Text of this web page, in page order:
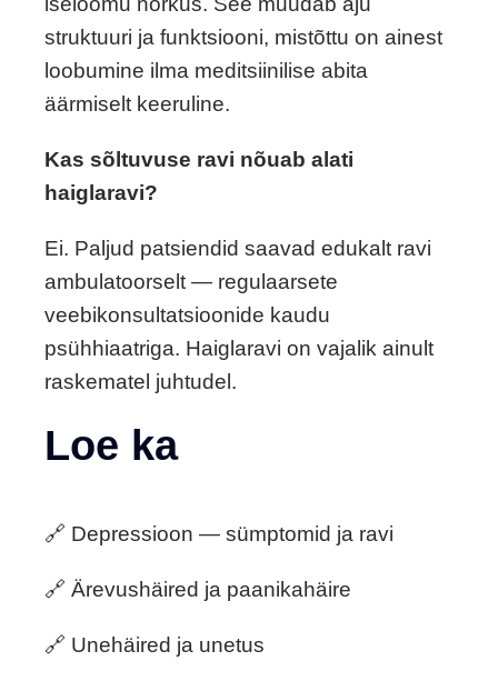
struktuuri ja funktsiooni, mistõttu on ainest
loobumine ilma meditsiinilise abita
äärmiselt keeruline.
Kas sõltuvuse ravi nõuab alati
haiglaravi?
Ei. Paljud patsiendid saavad edukalt ravi
ambulatoorselt — regulaarsete
veebikonsultatsioonide kaudu
psühhiaatriga. Haiglaravi on vajalik ainult
raskematel juhtudel.
Loe ka
🔗 Depressioon — sümptomid ja ravi
🔗 Ärevushäired ja paanikahäire
🔗 Unehäired ja unetus